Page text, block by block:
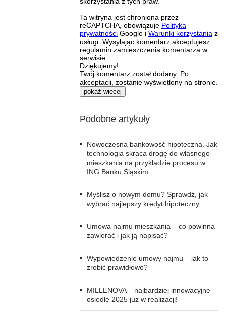
Ta witryna jest chroniona przez
reCAPTCHA, obowiązuje Polityka
prywatności Google i Warunki korzystania z
usługi. Wysyłając komentarz akceptujesz
regulamin zamieszczenia komentarza w
serwisie.
Dziękujemy!
Twój komentarz został dodany. Po
akceptacji, zostanie wyświetlony na stronie.
pokaż więcej
Podobne artykuły
Nowoczesna bankowość hipoteczna. Jak
technologia skraca drogę do własnego
mieszkania na przykładzie procesu w
ING Banku Śląskim
Myślisz o nowym domu? Sprawdź, jak
wybrać najlepszy kredyt hipoteczny
Umowa najmu mieszkania – co powinna
zawierać i jak ją napisać?
Wypowiedzenie umowy najmu – jak to
zrobić prawidłowo?
MILLENOVA – najbardziej innowacyjne
osiedle 2025 już w realizacji!